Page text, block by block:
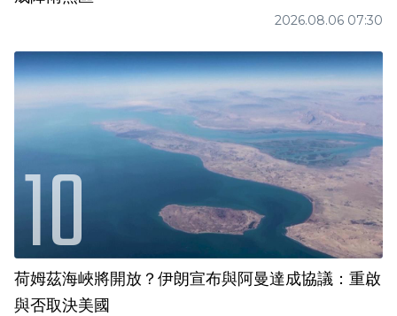
2026.08.06 07:30
荷姆茲海峽將開放？伊朗宣布與阿曼達成協議：重啟
與否取決美國